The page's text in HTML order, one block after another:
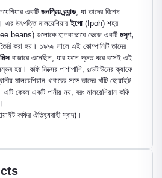
একটি জনপ্রিয় ব্র্যান্ড, যা তাদের বিশেষ
এর উৎপত্তি মালয়েশিয়ারইপো (Ipoh) শহর
beans) গুলোকে হালকাভাবে ভেজে একটি মসৃণ,
করা হয়। ১৯৯৯ সালে এই কোম্পানিটি তাদের
বাজারে এনেছিল, যার ফলে দ্রুত ঘরে বসেই এই
হয়। কফি মিক্সের পাশাপাশি, ওল্ডটাউনের ক্যাফে
মালয়েশিয়ান খাবারের সঙ্গে তাদের খাঁটি হোয়াইট
কেবল একটি পানীয় নয়, বরং মালয়েশিয়ান কফি
কফির ঐতিহ্যবাহী স্বাদ)।